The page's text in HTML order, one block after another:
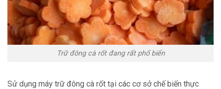
Trữ đông cà rốt đang rất phổ biến
Sử dụng máy trữ đông cà rốt tại các cơ sở chế biến thực